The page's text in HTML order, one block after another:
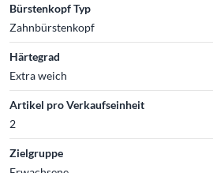
Bürstenkopf Typ
Zahnbürstenkopf
Härtegrad
Extra weich
Artikel pro Verkaufseinheit
2
Zielgruppe